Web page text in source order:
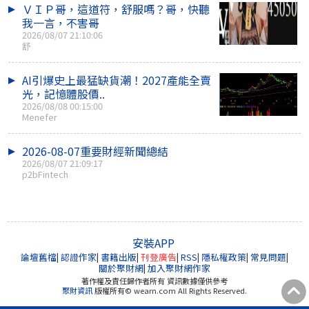
ＶＩＰ哥，這道符，舒服嗎？哥，快聽
我一言，不害哥
2026/08/07 21:10:06
舒
AI引爆史上最猛缺貨潮！2027產能全賣
光，記憶體股價..
2026/08/08 00:15:00
Menefer
2026-08-07重要財經新聞總結
2026/08/07 21:09:17
p2bFintech
安裝APP
論壇舊檔| 認證作家| 書籍出版| 刊登廣告| RSS| 隱私權政策| 常見問題|
關於聚財網| 加入聚財網作家
著作權及責任歸作者所有 資訊數據僅供參考
聚財資訊版權所有© wearn.com All Rights Reserved.